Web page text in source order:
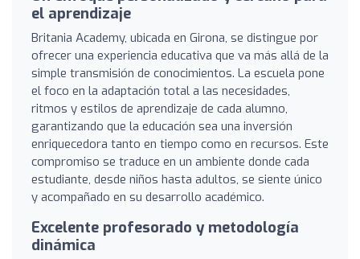
el aprendizaje
Britania Academy, ubicada en Girona, se distingue por
ofrecer una experiencia educativa que va más allá de la
simple transmisión de conocimientos. La escuela pone
el foco en la adaptación total a las necesidades,
ritmos y estilos de aprendizaje de cada alumno,
garantizando que la educación sea una inversión
enriquecedora tanto en tiempo como en recursos. Este
compromiso se traduce en un ambiente donde cada
estudiante, desde niños hasta adultos, se siente único
y acompañado en su desarrollo académico.
Excelente profesorado y metodología
dinámica